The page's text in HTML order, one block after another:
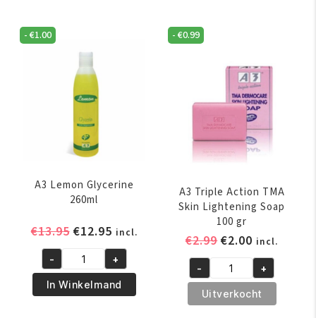
Serum
My
Way
Texturizing
Kit
aantal
-€1.00
A3 Lemon Glycerine
260ml
€13.95 Oorspronkelijke
was:
€13.95.
€12.95Huidige
prijs
is:
€12.95.
incl.
A3
Lemon
Glycerine
- +
In Winkelmand
-€0.99
A3 Triple Action TMA
Skin Lightening Soap
100 gr
€2.99
was:
€2.99.
€2.00 Huidige
prijs
is:
€2.00.
incl.
A3
Triple
Action
- +
Uitverkocht